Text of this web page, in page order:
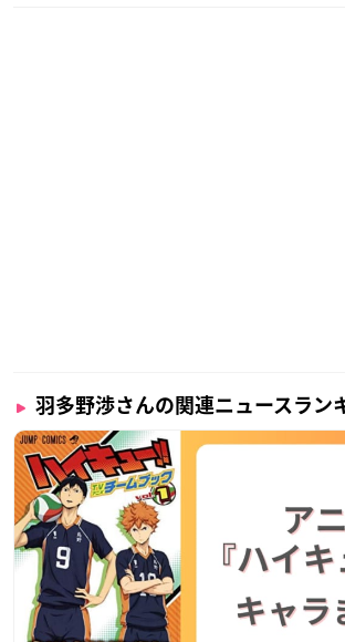
※収録内容・商品内容は予定となります
なる場合もございますので、ご了承下さ
アニメイトで購入
羽多野渉さんの関連ニュースラン